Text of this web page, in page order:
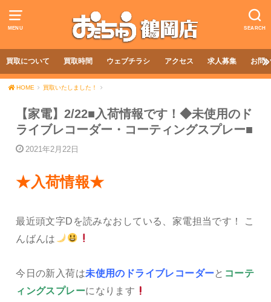
MENU SEARCH
買取について 買取時間 ウェブチラシ アクセス 求人募集 お問
HOME 買取いたしました！
【家電】2/22■入荷情報です！◆未使用のド
ライブレコーダー・コーティングスプレー■
2021年2月22日
★入荷情報★
最近頭文字Dを読みなおしている、家電担当です！ こ
んばんは
今日の新入荷は未使用のドライブレコーダーと コーテ
ィングスプレーになります